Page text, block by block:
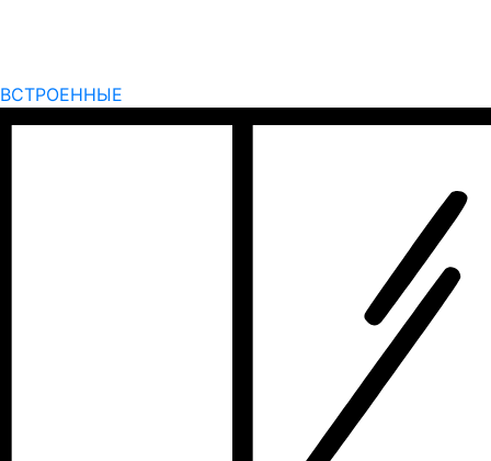
ВСТРОЕННЫЕ